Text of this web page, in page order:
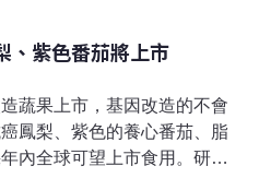
、紫色番茄將上市
蔬果上市，基因改造的不會
鳳梨、紫色的養心番茄、脂
內全球可望上市食用。研究